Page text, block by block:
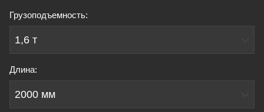
Грузоподъемность:
1,6 т
Длина:
2000 мм